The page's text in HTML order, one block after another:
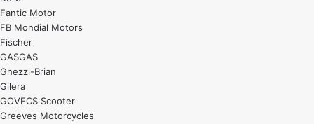
Fantic Motor
FB Mondial Motors
Fischer
GASGAS
Ghezzi-Brian
Gilera
GOVECS Scooter
Greeves Motorcycles